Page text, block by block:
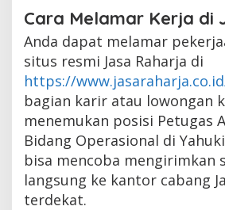
Cara Melamar Kerja di
Anda dapat melamar
situs resmi Jasa Raharja di
https://
bagian karir atau lowongan
menemukan posisi Petugas
Bidang Operasional di
bisa mencoba mengirimkan
langsung ke kantor cabang
terdekat.